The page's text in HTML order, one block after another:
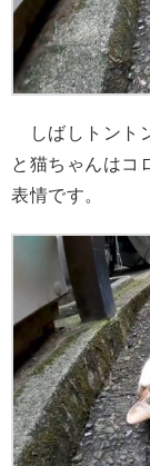
しばしトント
と猫ちゃんはコ
表情です。